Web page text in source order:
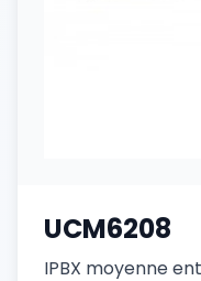
UCM6208
IPBX moyenne